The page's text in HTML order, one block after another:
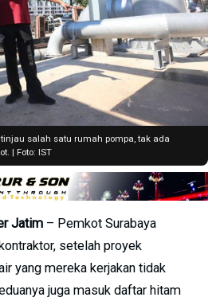
tinjau salah satu rumah pompa, tak ada
| Foto: IST
Jatim – Pemkot Surabaya
setelah proyek
yang mereka kerjakan tidak
juga masuk daftar hitam